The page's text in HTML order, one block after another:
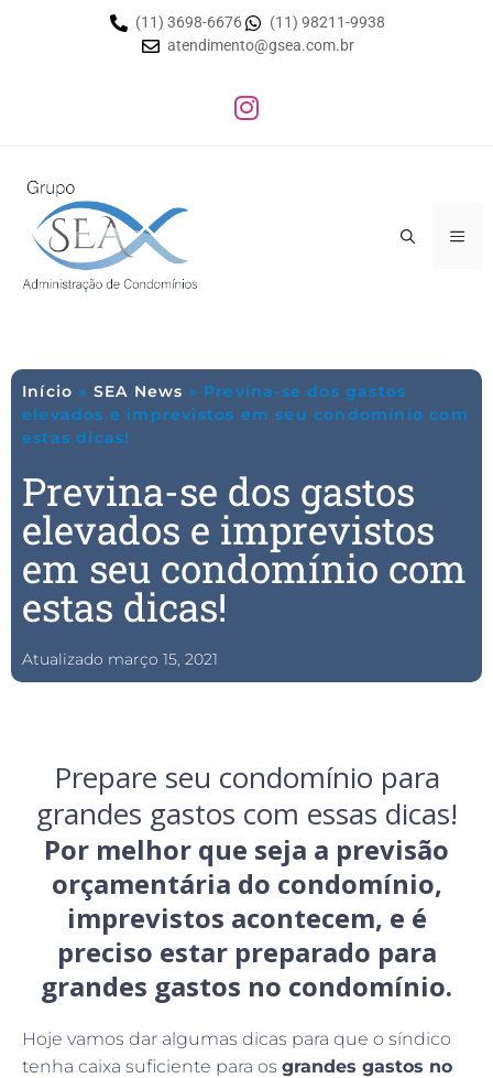
(11) 3698-6676
(11) 98211-9938
atendimento@gsea.com.br
Início » SEA News » Previna-se dos gastos
elevados e imprevistos em seu condomínio com
estas dicas!
Previna-se dos gastos
elevados e imprevistos
em seu condomínio com
estas dicas!
Atualizado março 15, 2021
Prepare seu condomínio para
grandes gastos com essas dicas!
Por melhor que seja a previsão
orçamentária do condomínio,
imprevistos acontecem, e é
preciso estar preparado para
grandes gastos no condomínio.
Hoje vamos dar algumas dicas para que o síndico
tenha caixa suficiente para os grandes gastos no